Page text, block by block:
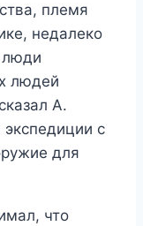
племя
недалеко
люди
людей
А.
с
для
что